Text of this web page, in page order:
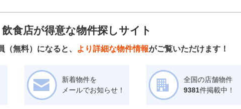
飲食店が得意な物件探しサイト
無料）になると、 より詳細な物件情報がご覧いただけます！
新着物件を
メールでお知らせ！
全国の店舗物件
9381件掲載中！